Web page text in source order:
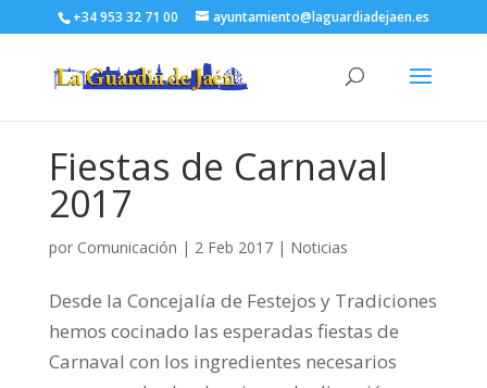
+34 953 32 71 00 ayuntamiento@laguardiadejaen.es
Fiestas de Carnaval
2017
por Comunicación | 2 Feb 2017| Noticias
Desde la Concejalía de Festejos y Tradiciones
hemos cocinado las esperadas fiestas de
Carnaval con los ingredientes necesarios